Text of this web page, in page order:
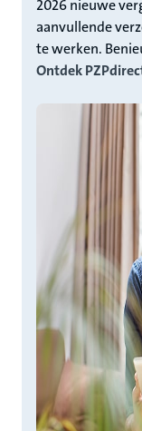
2026 nieuwe
aanvullende
te werken.
Ontdek